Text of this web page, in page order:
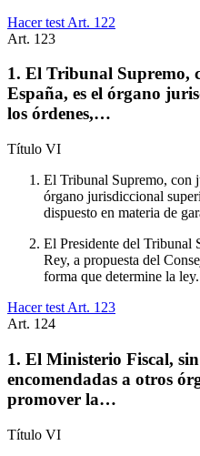
Hacer test Art. 122
Art. 123
1. El Tribunal Supremo,
España, es el órgano
los órdenes,…
Título VI
El Tribunal Supremo, con
órgano jurisdiccional
dispuesto en materia de
El Presidente del Tribunal
Rey, a propuesta del
forma que determine la ley.
Hacer test Art. 123
Art. 124
1. El Ministerio Fiscal,
encomendadas a otros
promover la…
Título VI